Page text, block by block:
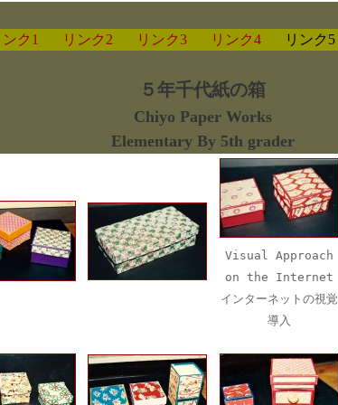
ク1 リンク2 リンク3 リンク4 リンク5
５年千代紙の箱
Chiyo Paper Works
Elementary By 5th grader
Visual Approach
on the Internet
インターネットの視覚
導入